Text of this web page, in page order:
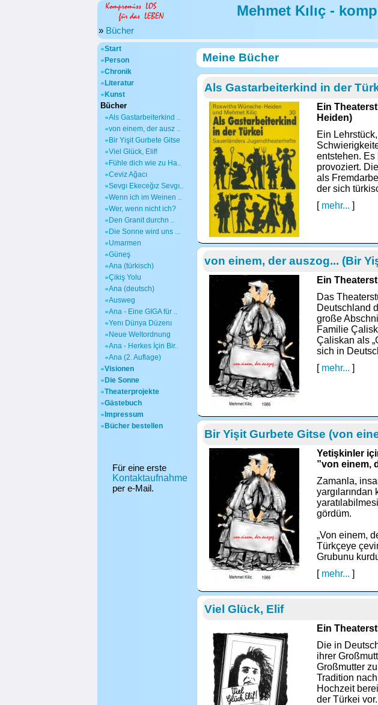
Mehmet Kılıç -
» Bücher
Start
Person
Chronik
Literatur
Kunst
Bücher
Als Gastarbeiterkind ..
von einem, der ausz ..
Bir Yişit Gurbete Gitse
Viel Glück, Elif!
Fühle dich wie zu Ha..
Ceviz Ağacı
Sevgı Ekeceğız Sevgı..
Wenn ich im Weinen ..
Wer, wenn nicht ich?
Den Granit durchn ..
Die Sonne wird uns ...
Umarmen
Güneş
Ana (türkisch)
Çikiş Yolu
Ana (deutsch)
Ausweg
Ana - Eine GIGA für ..
Yenı Dünya Düzenı
Neue Weltordnung
Ana - Herkes İçin Bir..
Ana (2. Auflage)
Visionen
Die Sonne
Theaterprojekte
Gästebuch
Impressum
Bücher bestellen
Für eine erste
Kontaktaufnahme
per e-Mail.
Meine Bücher
Als Gastarbeiterkind in der
Ein
Heiden)
Ein
entstehen. Es
provoziert.
als
der sich
[ mehr... ]
von einem, der auszog... (Bir
Ein
Das
Deutschland
große
Familie
Çaliskan als
sich in
[ mehr... ]
Bir Yişit Gurbete Gitse (von
Yetişkinler
”von einem,
Zamanla,
gördüm.
„Von einem,
Türkçeye
Grubunu
[ mehr... ]
Viel Glück, Elif
Ein
Die in
ihrer
Großmutter
Tradition
Hochzeit
der Türkei vor.